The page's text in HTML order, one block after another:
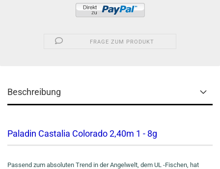
FRAGE ZUM PRODUKT
Beschreibung
Paladin Castalia Colorado 2,40m 1 - 8g
Passend zum absoluten Trend in der Angelwelt, dem UL -Fischen, hat